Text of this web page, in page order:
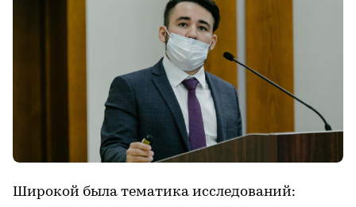
Широкой была тематика исследований: